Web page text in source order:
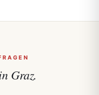
Graz.